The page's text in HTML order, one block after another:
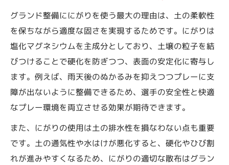
グランド整備ににがりを使う最大の理由は、土の柔軟性
を保ちながら適度な固さを実現するためです。にがりは
塩化マグネシウムを主成分としており、土壌の粒子を結
びつけることで硬化を防ぎつつ、表面の安定化に寄与し
ます。例えば、雨天後のぬかるみを抑えつつプレーに支
障が出ないように整備できるため、選手の安全性と快適
なプレー環境を両立させる効果が期待できます。
また、にがりの使用は土の排水性を損なわない点も重要
です。土の通気性や水はけが悪化すると、硬化やひび割
れが進みやすくなるため、にがりの適切な散布はグラン